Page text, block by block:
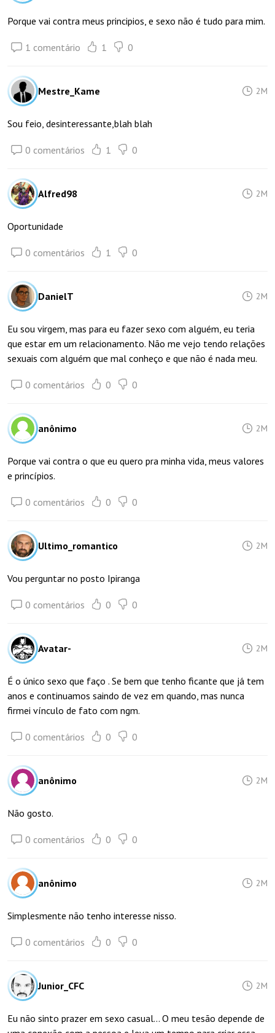
Porque vai contra meus principios, e sexo não é tudo para mim.
1 comentário 1 0
Mestre_Kame 2M
Sou feio, desinteressante,blah blah
0 comentários 1 0
Alfred98 2M
Oportunidade
0 comentários 1 0
DanielT 2M
Eu sou virgem, mas para eu fazer sexo com alguém, eu teria
que estar em um relacionamento. Não me vejo tendo relações
sexuais com alguém que mal conheço e que não é nada meu.
0 comentários 0 0
anônimo 2M
Porque vai contra o que eu quero pra minha vida, meus valores
e princípios.
0 comentários 0 0
Ultimo_romantico 2M
Vou perguntar no posto Ipiranga
0 comentários 0 0
Avatar- 2M
É o único sexo que faço . Se bem que tenho ficante que já tem
anos e continuamos saindo de vez em quando, mas nunca
firmei vínculo de fato com ngm.
0 comentários 0 0
anônimo 2M
Não gosto.
0 comentários 0 0
anônimo 2M
Simplesmente não tenho interesse nisso.
0 comentários 0 0
Junior_CFC 2M
Eu não sinto prazer em sexo casual... O meu tesão depende de